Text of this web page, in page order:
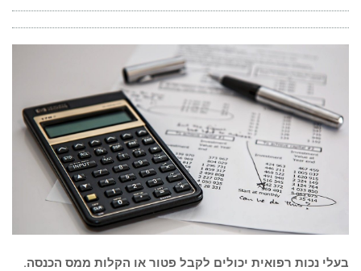
בעלי נכות רפואית יכולים לקבל פטור או הקלות ממס הכנסה.